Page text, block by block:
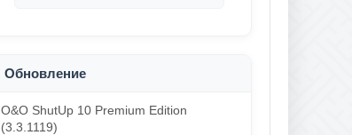
Обновление
O&O ShutUp 10 Premium Edition
(3.3.1119)